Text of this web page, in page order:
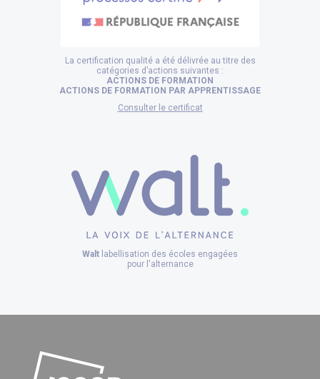
La certification qualité a été délivrée au titre des
catégories d’actions suivantes :
ACTIONS DE FORMATION
ACTIONS DE FORMATION PAR APPRENTISSAGE
Consulter le certificat
Walt labellisation des écoles engagées
pour l'alternance